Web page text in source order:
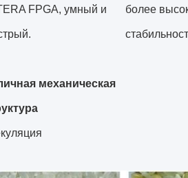
FPGA, умный и более
механическая